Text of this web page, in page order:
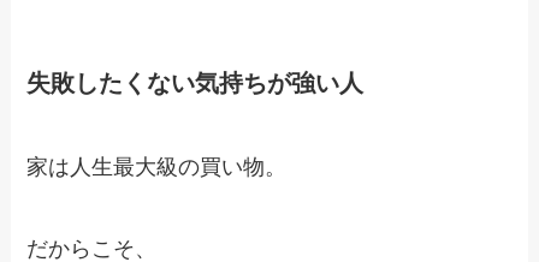
失敗したくない気持ちが強い人
家は人生最大級の買い物。
だからこそ、